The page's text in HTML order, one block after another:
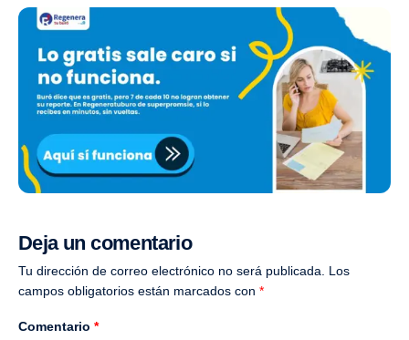
Deja un comentario
Tu dirección de correo electrónico no será publicada.
Los
campos obligatorios están marcados con *
Comentario *